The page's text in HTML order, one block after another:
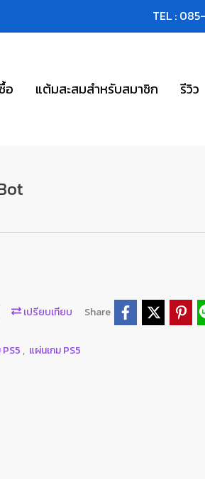
TEL :
อ แต้มสะสมสำหรับสมาชิก รีวิว
เปรียบเทียบ Share
PS5 , แผ่นเกม PS5